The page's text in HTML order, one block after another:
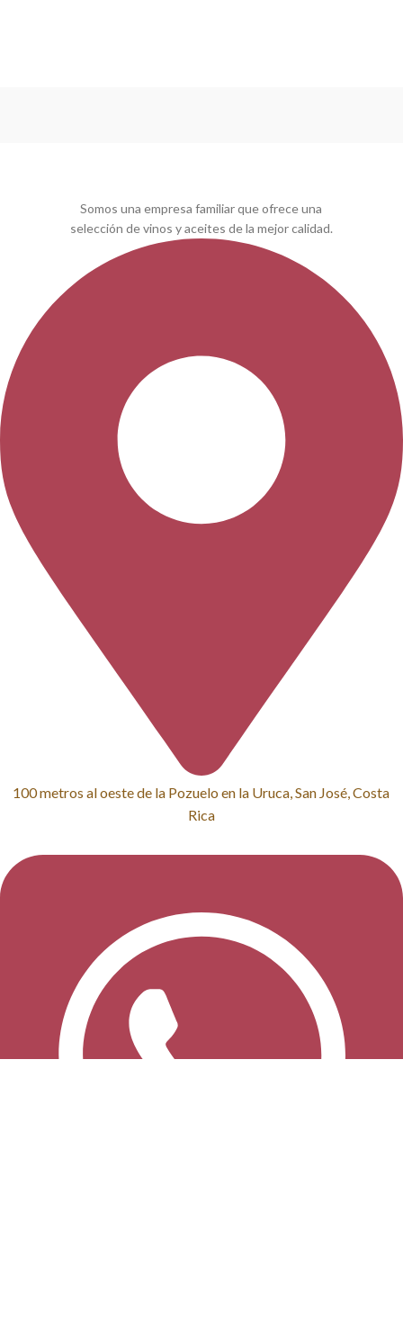
Somos una empresa familiar que ofrece una
selección de vinos y aceites de la mejor calidad.
100 metros al oeste de la Pozuelo en la Uruca, San José, Costa
Rica